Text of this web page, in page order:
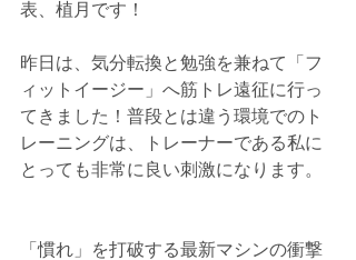
表、植月です！
昨日は、気分転換と勉強を兼ねて「フ
ィットイージー」へ筋トレ遠征に行っ
てきました！普段とは違う環境でのト
レーニングは、トレーナーである私に
とっても非常に良い刺激になります。
「慣れ」を打破する最新マシンの衝撃